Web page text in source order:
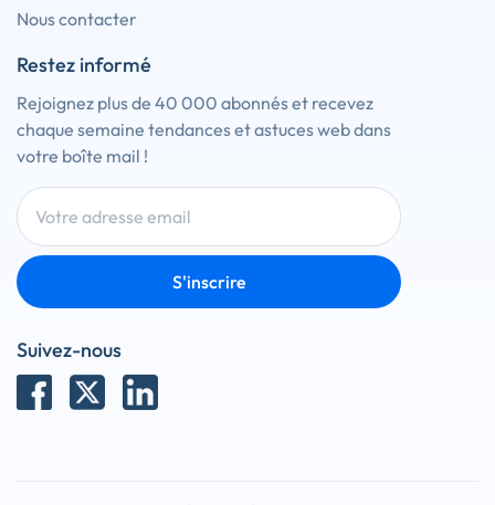
Nous contacter
Restez informé
Rejoignez plus de 40 000 abonnés et recevez
chaque semaine tendances et astuces web dans
votre boîte mail !
S'inscrire
Suivez-nous